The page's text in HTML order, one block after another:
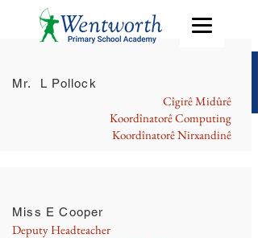
Team Team
Mr. L Pollock
Cîgirê Midûrê
Koordînatorê Computing
Koordînatorê Nirxandinê
Miss E Cooper
Deputy Headteacher